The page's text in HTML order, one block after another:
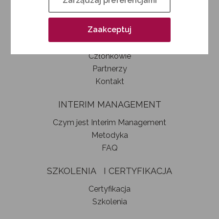
Kim jesteśmy
Jak zostać członkiem SIM
Statut stowarzyszenia
Władze
Członkowie
Partnerzy
Kontakt
INTERIM MANAGEMENT
Czym jest Interim Management
Metodyka
FAQ
SZKOLENIA I CERTYFIKACJA
Certyfikacja
Szkolenia
Zaakceptuj